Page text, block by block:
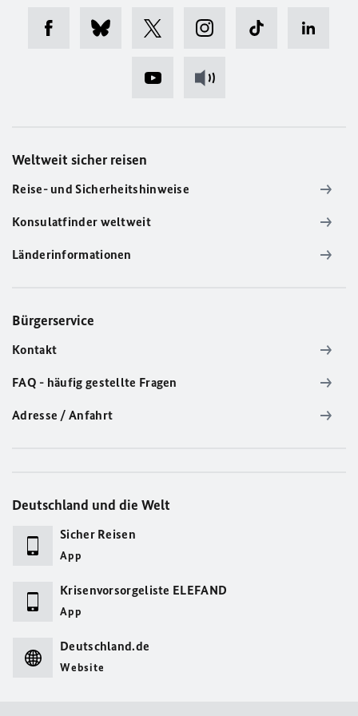
Weltweit sicher reisen
Reise- und Sicherheitshinweise
Konsulatfinder weltweit
Länderinformationen
Bürgerservice
Kontakt
FAQ - häufig gestellte Fragen
Adresse / Anfahrt
Deutschland und die Welt
Sicher Reisen
App
Krisenvorsorgeliste ELEFAND
App
Deutschland.de
Website